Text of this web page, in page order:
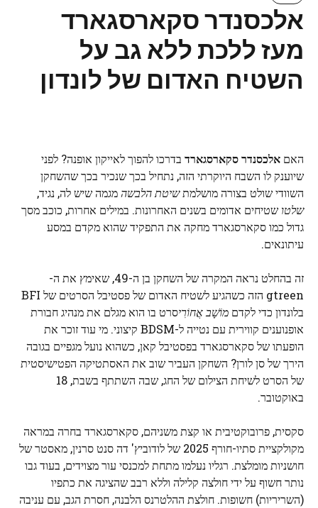
אלכסנדר סקארסגארד
מעז ללכת ללא גב על
השטיח האדום של לונדון
האם אלכסנדר סקארסגארד בדרכו להפוך לאייקון אופנה? לפני
שיוענק לו השבח היוקרתי הזה, נתחיל בכך שנכיר בכך שהשחקן
השוודי שולט בצורה מושלמתשיטת הלבשהמגמה שיש לה, נגיד,
שלטו שטיחים אדומים בשנים האחרונות. במילים אחרות, כוכב מסך
גדול כמו סקארסגארד מחקה את התפקיד שהוא מקדם במסע
עיתונאים.
זה בהחלט נראה המקרה של השחקן בן ה-49, שאימץ את ה-
gtreen הזה כשהגיע לשטיח האדום של פסטיבל הסרטים של BFI
בלונדון כדי לקדם מוֹשָׁב אֲחוֹרִיסרט בו הוא מגלם את מנהיג חבורת
אופנוענים קווירית עם נטייה ל-BDSM קיצוני. מי עוד זוכר את
הופעתו של סקארסגארד בפסטיבל קאן, כשהוא נועל מגפיים בגובה
הירך של סן לורן? השחקן העביר שוב את האסתטיקה הפטישיסטית
של הסרט לשיחת הצילום של החג, שבה השתתף בשבת, 18
באוקטובר.
סקסית, פרובוקטיבית או קצת משניהם, סקארסגארד בחרה במראה
מקולקציית סתיו-חורף 2025 של לודוביץ' דה סנט סרנין, מאסטר של
חושניות מומלצת. רגליו נעלמו מתחת למכנסי עור מצוידים, בעוד גבו
נותר חשוף על ידי חולצה קלילה וללא רבב שהציגה את כתפיו
(השריריות) חשופות. חולצת ההלטרנס הלבנה, חסרת הגב, עם עניבה